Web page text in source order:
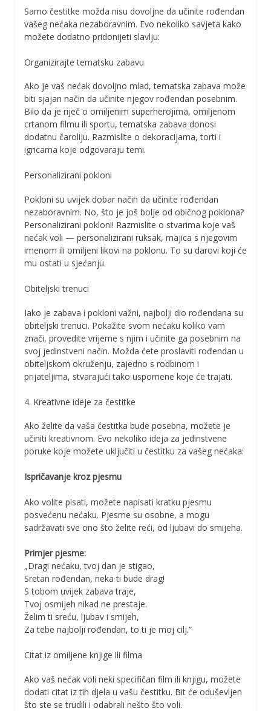
Samo čestitke možda nisu dovoljne da učinite rođendan
vašeg nećaka nezaboravnim. Evo nekoliko savjeta kako
možete dodatno pridonijeti slavlju:
Organizirajte tematsku zabavu
Ako je vaš nećak dovoljno mlad, tematska zabava može
biti sjajan način da učinite njegov rođendan posebnim.
Bilo da je riječ o omiljenim superherojima, omiljenom
crtanom filmu ili sportu, tematska zabava donosi
dodatnu čaroliju. Razmislite o dekoracijama, torti i
igricama koje odgovaraju temi.
Personalizirani pokloni
Pokloni su uvijek dobar način da učinite rođendan
nezaboravnim. No, što je još bolje od običnog poklona?
Personalizirani pokloni! Razmislite o stvarima koje vaš
nećak voli — personalizirani ruksak, majica s njegovim
imenom ili omiljeni likovi na poklonu. To su darovi koji će
mu ostati u sjećanju.
Obiteljski trenuci
Iako je zabava i pokloni važni, najbolji dio rođendana su
obiteljski trenuci. Pokažite svom nećaku koliko vam
znači, provedite vrijeme s njim i učinite ga posebnim na
svoj jedinstveni način. Možda ćete proslaviti rođendan u
obiteljskom okruženju, zajedno s rodbinom i
prijateljima, stvarajući tako uspomene koje će trajati.
4. Kreativne ideje za čestitke
Ako želite da vaša čestitka bude posebna, možete je
učiniti kreativnom. Evo nekoliko ideja za jedinstvene
poruke koje možete uključiti u čestitku za vašeg nećaka:
Ispričavanje kroz pjesmu
Ako volite pisati, možete napisati kratku pjesmu
posvećenu nećaku. Pjesme su osobne, a mogu
sadržavati sve ono što želite reći, od ljubavi do smijeha.
Primjer pjesme:
„Dragi nećaku, tvoj dan je stigao,
Sretan rođendan, neka ti bude drag!
S tobom uvijek zabava traje,
Tvoj osmijeh nikad ne prestaje.
Želim ti sreću, ljubav i smijeh,
Za tebe najbolji rođendan, to ti je moj cilj.“
Citat iz omiljene knjige ili filma
Ako vaš nećak voli neki specifičan film ili knjigu, možete
dodati citat iz tih djela u vašu čestitku. Bit će oduševljen
što ste se trudili i odabrali nešto što voli.